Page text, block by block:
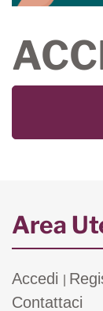
Area
Accedi
Contattaci